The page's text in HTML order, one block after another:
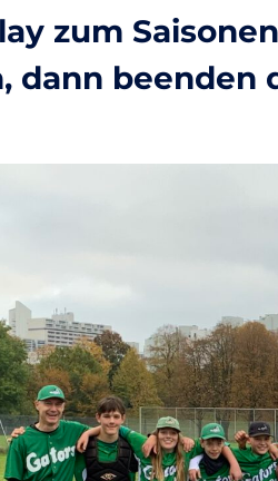
zum
dann beenden